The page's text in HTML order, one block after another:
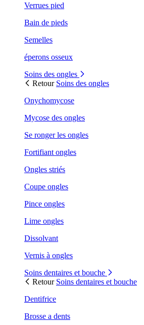
Verrues pied
Bain de pieds
Semelles
éperons osseux
Soins des ongles
Retour Soins des ongles
Onychomycose
Mycose des ongles
Se ronger les ongles
Fortifiant ongles
Ongles striés
Coupe ongles
Pince ongles
Lime ongles
Dissolvant
Vernis à ongles
Soins dentaires et bouche
Retour Soins dentaires et bouche
Dentifrice
Brosse a dents